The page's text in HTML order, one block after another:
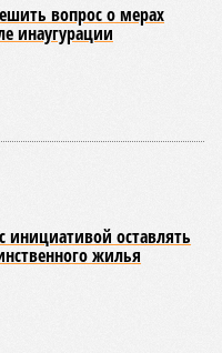
вопрос о мерах
инаугурации
оставлять
жилья